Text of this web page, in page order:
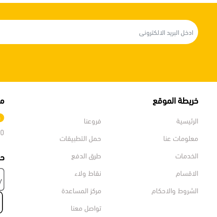
خريطة الموقع
الرئيسية
معلومات عنا
الخدمات
الاقسام
الشروط والاحكام
فروعنا
حمل التطبيقات
طرق الدفع
نقاط ولاء
مركز المساعدة
تواصل معنا